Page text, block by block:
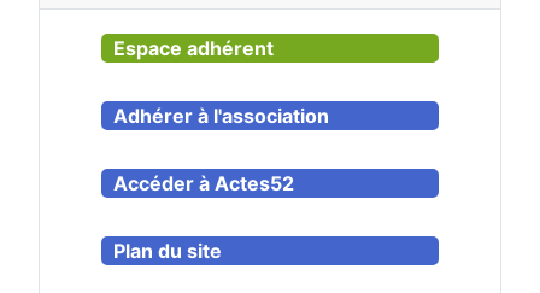
Espace adhérent
Adhérer à l'association
Accéder à Actes52
Plan du site